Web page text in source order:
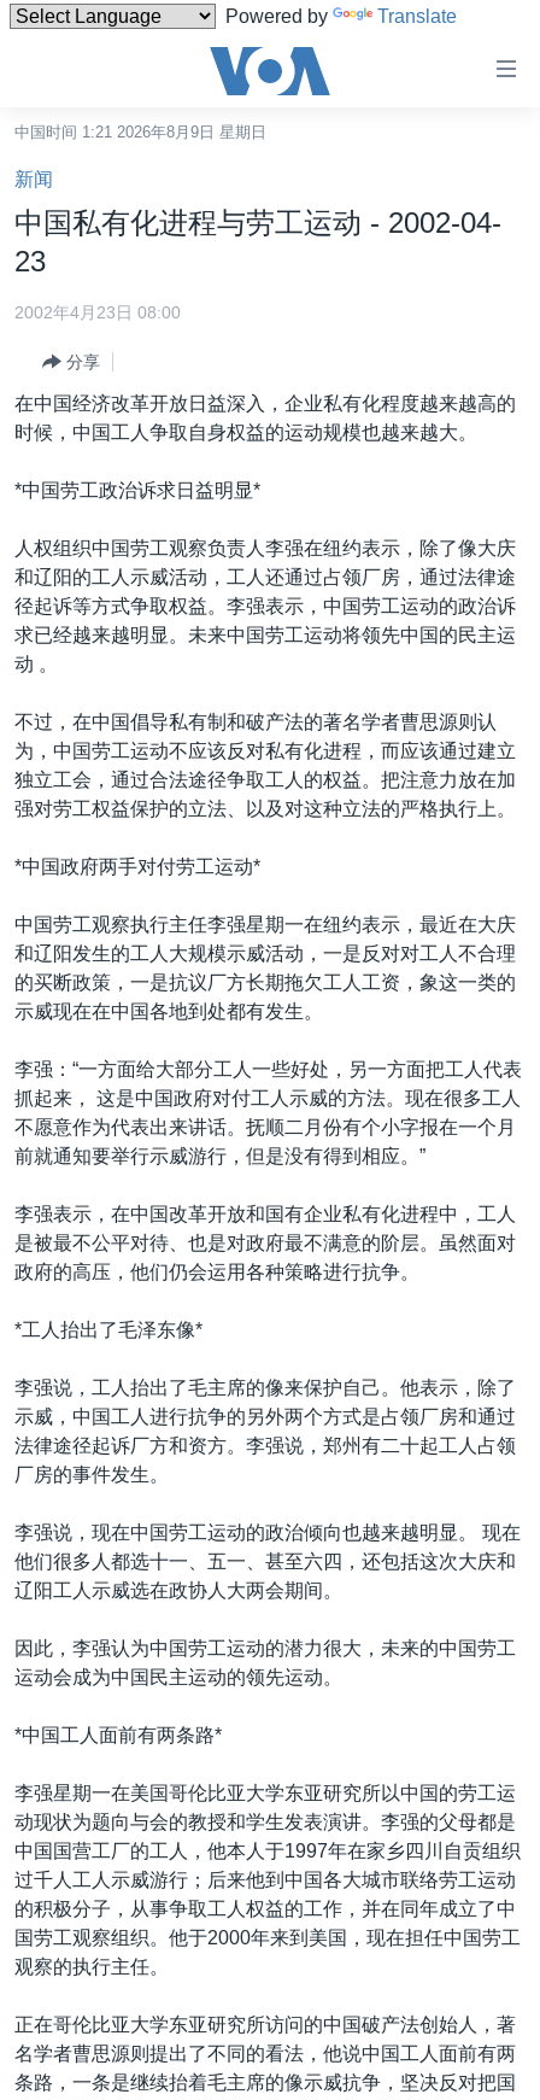
Powered by Translate
碍
链
接
转
内
转
到
转
到
检
索
国际
最新国际新闻
中东
欧洲
非洲
美洲
全球议题
分类新闻
人权·法律·宗教
科教·文娱·体健
军事
劳工
环境
热点专题
白宫要闻
国会报道
美中关系
美国建国250周年
埃博拉疫情
美国之音专访
重要讲话与声明
台海两岸关系
关注西藏
关注新疆
GEN Z 看美国
VOA视频
VOA今日焦点
中文广播
其他语言网站
中国时间 1:21 2026年8月9日 星期日
新闻
中国私有化进程与劳工运动 - 2002-04-
23
2002年4月23日 08:00
分享
在中国经济改革开放日益深入，企业私有化程度越来越高的
时候，中国工人争取自身权益的运动规模也越来越大。
*中国劳工政治诉求日益明显*
人权组织中国劳工观察负责人李强在纽约表示，除了像大庆
和辽阳的工人示威活动，工人还通过占领厂房，通过法律途
径起诉等方式争取权益。李强表示，中国劳工运动的政治诉
求已经越来越明显。未来中国劳工运动将领先中国的民主运
动 。
不过，在中国倡导私有制和破产法的著名学者曹思源则认
为，中国劳工运动不应该反对私有化进程，而应该通过建立
独立工会，通过合法途径争取工人的权益。把注意力放在加
强对劳工权益保护的立法、以及对这种立法的严格执行上。
*中国政府两手对付劳工运动*
中国劳工观察执行主任李强星期一在纽约表示，最近在大庆
和辽阳发生的工人大规模示威活动，一是反对对工人不合理
的买断政策，一是抗议厂方长期拖欠工人工资，象这一类的
示威现在在中国各地到处都有发生。
李强：“一方面给大部分工人一些好处，另一方面把工人代表
抓起来， 这是中国政府对付工人示威的方法。现在很多工人
不愿意作为代表出来讲话。抚顺二月份有个小字报在一个月
前就通知要举行示威游行，但是没有得到相应。”
李强表示，在中国改革开放和国有企业私有化进程中，工人
是被最不公平对待、也是对政府最不满意的阶层。虽然面对
政府的高压，他们仍会运用各种策略进行抗争。
*工人抬出了毛泽东像*
李强说，工人抬出了毛主席的像来保护自己。他表示，除了
示威，中国工人进行抗争的另外两个方式是占领厂房和通过
法律途径起诉厂方和资方。李强说，郑州有二十起工人占领
厂房的事件发生。
李强说，现在中国劳工运动的政治倾向也越来越明显。 现在
他们很多人都选十一、五一、甚至六四，还包括这次大庆和
辽阳工人示威选在政协人大两会期间。
因此，李强认为中国劳工运动的潜力很大，未来的中国劳工
运动会成为中国民主运动的领先运动。
*中国工人面前有两条路*
李强星期一在美国哥伦比亚大学东亚研究所以中国的劳工运
动现状为题向与会的教授和学生发表演讲。李强的父母都是
中国国营工厂的工人，他本人于1997年在家乡四川自贡组织
过千人工人示威游行；后来他到中国各大城市联络劳工运动
的积极分子，从事争取工人权益的工作，并在同年成立了中
国劳工观察组织。他于2000年来到美国，现在担任中国劳工
观察的执行主任。
正在哥伦比亚大学东亚研究所访问的中国破产法创始人，著
名学者曹思源则提出了不同的看法，他说中国工人面前有两
条路，一条是继续抬着毛主席的像示威抗争，坚决反对把国